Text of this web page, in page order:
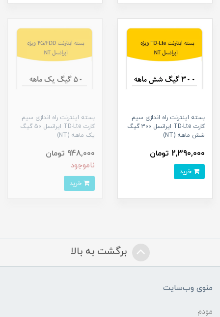
بسته اینترنت راه اندازی سیم
کارت TD-Lte ایرانسل 300 گیگ
شش ماهه (NT)
2,390,000 تومان
بسته اینترنت راه اندازی سیم
کارت TD-Lte ایرانسل 50 گیگ
یک ماهه (NT)
948,000 تومان
ناموجود
برگشت به بالا
منوی وب‌سایت
مودم